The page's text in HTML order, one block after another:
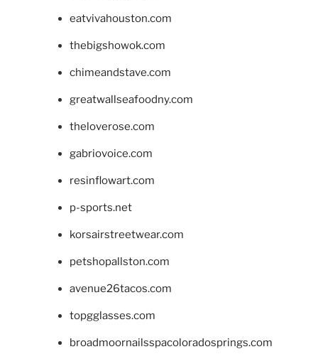
eatvivahouston.com
thebigshowok.com
chimeandstave.com
greatwallseafoodny.com
theloverose.com
gabriovoice.com
resinflowart.com
p-sports.net
korsairstreetwear.com
petshopallston.com
avenue26tacos.com
topgglasses.com
broadmoornailsspacoloradosprings.com